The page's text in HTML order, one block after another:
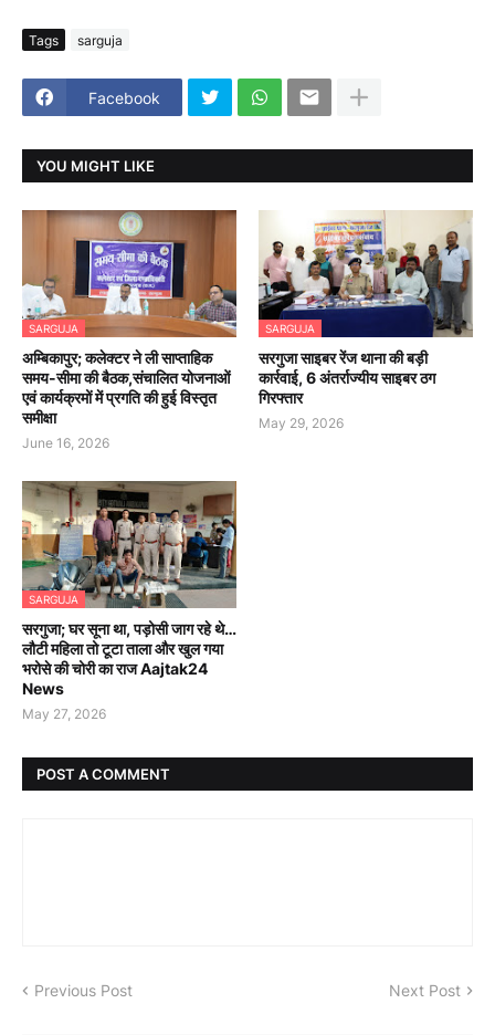
Tags sarguja
Facebook
YOU MIGHT LIKE
SARGUJA
अम्बिकापुर; कलेक्टर ने ली साप्ताहिक
समय-सीमा की बैठक,संचालित योजनाओं
एवं कार्यक्रमों में प्रगति की हुई विस्तृत
समीक्षा
June 16, 2026
SARGUJA
सरगुजा साइबर रेंज थाना की बड़ी
कार्रवाई, 6 अंतर्राज्यीय साइबर ठग
गिरफ्तार
May 29, 2026
SARGUJA
सरगुजा; घर सूना था, पड़ोसी जाग रहे थे…
लौटी महिला तो टूटा ताला और खुल गया
भरोसे की चोरी का राज Aajtak24
News
May 27, 2026
POST A COMMENT
Previous Post Next Post